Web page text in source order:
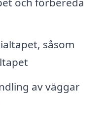
såsom
av väggar